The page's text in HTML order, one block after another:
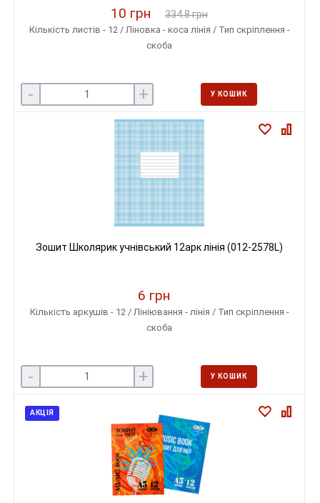
10 грн 334.8 грн
Кількість листів - 12 / Ліновка - коса лінія / Тип скріплення -
скоба
- + У КОШИК
Зошит Школярик учнівський 12арк лінія (012-2578L)
6 грн
Кількість аркушів - 12 / Лініювання - лінія / Тип скріплення -
скоба
- + У КОШИК
АКЦІЯ